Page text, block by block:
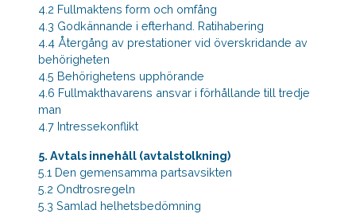
4.2 Fullmaktens form och omfång
4.3 Godkännande i efterhand. Ratihabering
4.4 Återgång av prestationer vid överskridande av
behörigheten
4.5 Behörighetens upphörande
4.6 Fullmakthavarens ansvar i förhållande till tredje
man
4.7 Intressekonflikt
5. Avtals innehåll (avtalstolkning)
5.1 Den gemensamma partsavsikten
5.2 Ondtrosregeln
5.3 Samlad helhetsbedömning